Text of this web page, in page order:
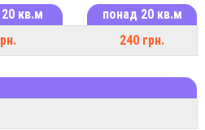
кв.м
понад 20 кв.м
240 грн.